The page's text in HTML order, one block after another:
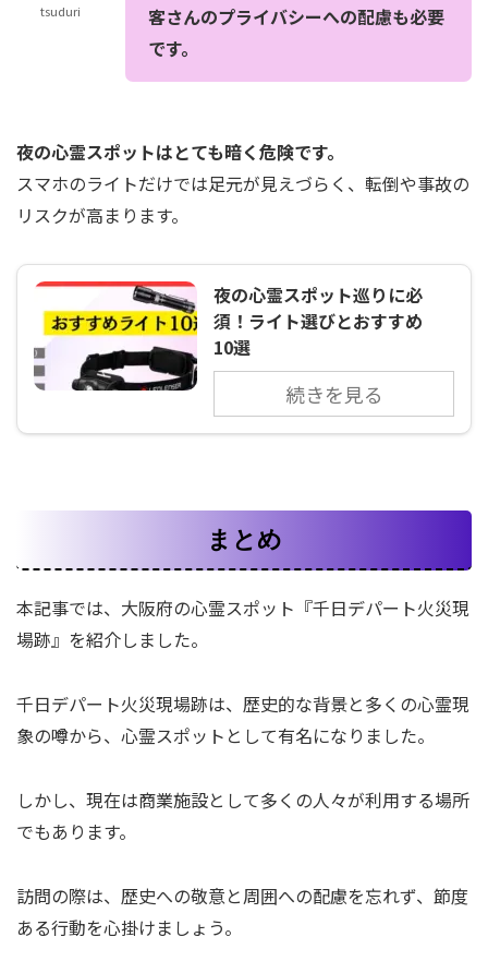
tsuduri
客さんのプライバシーへの配慮も必要
です。
夜の心霊スポットはとても暗く危険です。
スマホのライトだけでは足元が見えづらく、転倒や事故の
リスクが高まります。
夜の心霊スポット巡りに必
須！ライト選びとおすすめ
10選
続きを見る
まとめ
本記事では、大阪府の心霊スポット『千日デパート火災現
場跡』を紹介しました。
千日デパート火災現場跡は、歴史的な背景と多くの心霊現
象の噂から、心霊スポットとして有名になりました。
しかし、現在は商業施設として多くの人々が利用する場所
でもあります。
訪問の際は、歴史への敬意と周囲への配慮を忘れず、節度
ある行動を心掛けましょう。